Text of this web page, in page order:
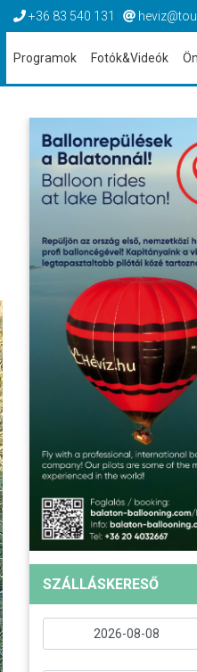
+36 83 540 131
Programok Fotók&Videók
SZÁLLÁSKERESŐ